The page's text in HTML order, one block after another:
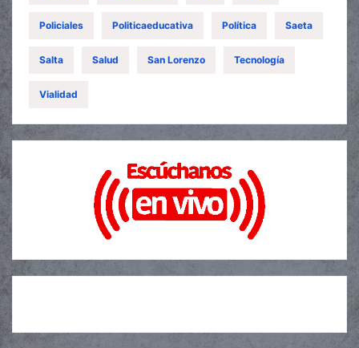
Policiales Politicaeducativa Política Saeta
Salta Salud San Lorenzo Tecnología
Vialidad